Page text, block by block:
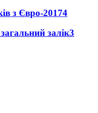
з Євро-20174
залік3